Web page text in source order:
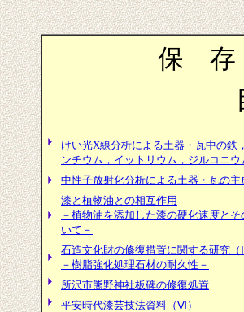
保
けい光X線分析による土器・瓦中の鉄
ンチウム，イットリウム，ジルコニウ
中性子放射化分析による土器・瓦の
漆と植物油との相互作用
－植物油を添加した漆の硬化速度と
いて－
石造文化財の修復措置に関する研究（Ⅰ
－樹脂強化処理石材の耐久性－
所沢市熊野神社板碑の修復処置
平安時代漆芸技法資料（Ⅵ）